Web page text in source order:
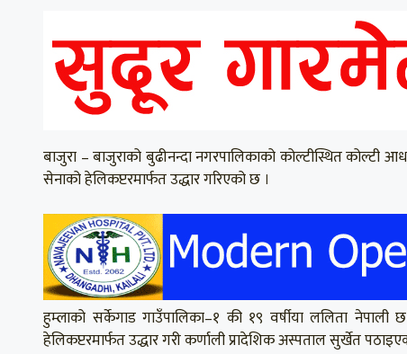
बाजुरा – बाजुराको बुढीनन्दा नगरपालिकाको कोल्टीस्थित
सेनाको हेलिकप्टरमार्फत उद्धार गरिएको छ ।
हुम्लाको सर्केगाड गाउँपालिका–१ की १९ वर्षीया ललिता
हेलिकप्टरमार्फत उद्धार गरी कर्णाली प्रादेशिक अस्पताल सुर्खेत